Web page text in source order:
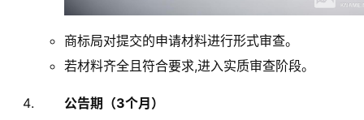
商标局对提交的申请材料进行形式审查。
若材料齐全且符合要求,进入实质审查阶段。
公告期（3个月）